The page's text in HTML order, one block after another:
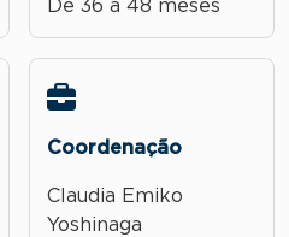
De 36 a 48 meses
Coordenação
Claudia Emiko
Yoshinaga